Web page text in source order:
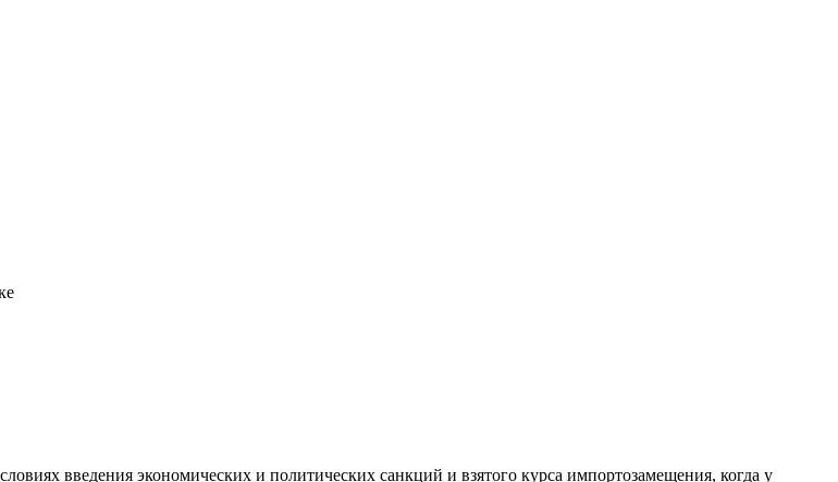
введения экономических и политических санкций и взятого курса импортозамещения, когда у